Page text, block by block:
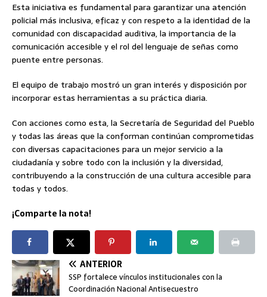
Esta iniciativa es fundamental para garantizar una atención
policial más inclusiva, eficaz y con respeto a la identidad de la
comunidad con discapacidad auditiva, la importancia de la
comunicación accesible y el rol del lenguaje de señas como
puente entre personas.
El equipo de trabajo mostró un gran interés y disposición por
incorporar estas herramientas a su práctica diaria.
Con acciones como esta, la Secretaría de Seguridad del Pueblo
y todas las áreas que la conforman continúan comprometidas
con diversas capacitaciones para un mejor servicio a la
ciudadanía y sobre todo con la inclusión y la diversidad,
contribuyendo a la construcción de una cultura accesible para
todas y todos.
¡Comparte la nota!
ANTERIOR
SSP fortalece vínculos institucionales con la
Coordinación Nacional Antisecuestro